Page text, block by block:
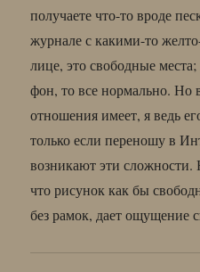
получаете что-то вроде
журнале с какими-то
лице, это свободные
фон, то все нормально. Но
отношения имеет, я ведь
только если переношу в
возникают эти сложности.
что рисунок как бы
без рамок, дает ощущение